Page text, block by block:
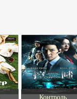
Контроль